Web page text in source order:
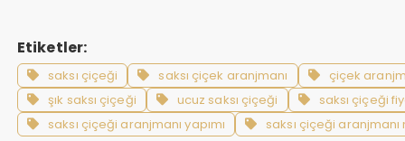
Etiketler:
saksı çiçeği saksı çiçek aranjmanı çiçek
şık saksı çiçeği
ucuz saksı çiçeği saksı çiçeği
saksı çiçeği aranjmanı yapımı
saksı çiçeği aranjmanı